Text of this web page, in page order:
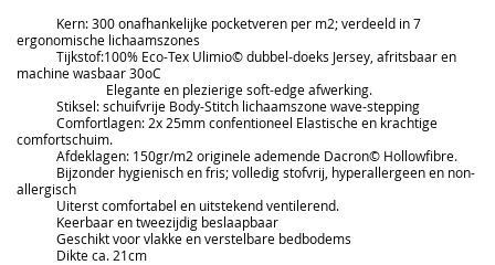
Kern: 300 onafhankelijke pocketveren per m2; verdeeld in 7
ergonomische lichaamszones
Tijkstof:100% Eco-Tex Ulimio© dubbel-doeks Jersey, afritsbaar en
machine wasbaar 30oC
Elegante en plezierige soft-edge afwerking.
Stiksel: schuifvrije Body-Stitch lichaamszone wave-stepping
Comfortlagen: 2x 25mm confentioneel Elastische en krachtige
comfortschuim.
Afdeklagen: 150gr/m2 originele ademende Dacron© Hollowfibre.
Bijzonder hygienisch en fris; volledig stofvrij, hyperallergeen en non-
allergisch
Uiterst comfortabel en uitstekend ventilerend.
Keerbaar en tweezijdig beslaapbaar
Geschikt voor vlakke en verstelbare bedbodems
Dikte ca. 21cm